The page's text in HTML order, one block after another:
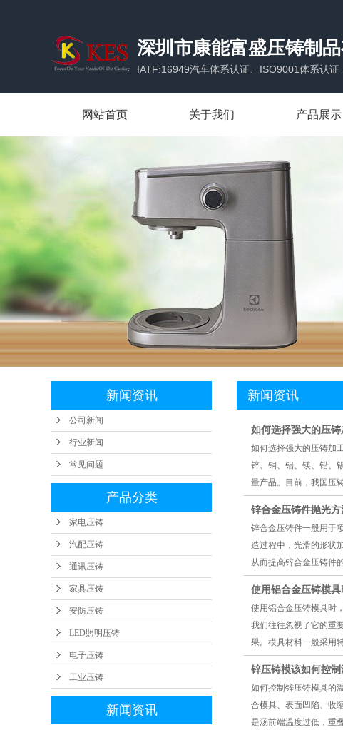
深圳市康能富盛压铸制
IATF:16949汽车体系认证、ISO9001体系认证
网站首页 关于我们
企业优势
合作伙伴
办公场所
产品展示
LED照明压铸
新闻资讯
公司新闻
行业新闻
常见问题
产品分类
家电压铸
汽配压铸
通讯压铸
家具压铸
安防压铸
LED照明压铸
电子压铸
工业压铸
新闻资讯
新闻资讯
如何选择强大的压铸
如何选择强大的压铸加
锌、铜、铝、镁、铅、
量产品。目前，我国压
锌合金压铸件抛光
锌合金压铸件一般用于
造过程中，光滑的形状
从而提高锌合金压铸件
使用铝合金压铸模
使用铝合金压铸模具时
我们往往忽视了它的重
果。模具材料一般采用
锌压铸模该如何控制
如何控制锌压铸模具的
合模具、表面凹陷、收
是汤前端温度过低，重